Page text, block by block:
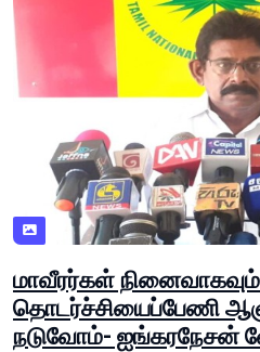
மாவீரர்கள்
தொடர்ச்சியைப்பேணி
நடுவோம்- ஐங்கரநேசன்